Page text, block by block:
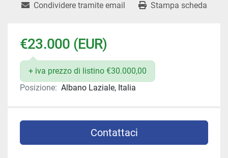
Condividere tramite email Stampa scheda
€23.000 (EUR)
+ iva prezzo di listino €30.000,00
Posizione: Albano Laziale, Italia
Contattaci